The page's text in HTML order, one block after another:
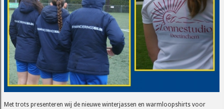
Met trots presenteren wij de nieuwe winterjassen en warmloopshirts voor